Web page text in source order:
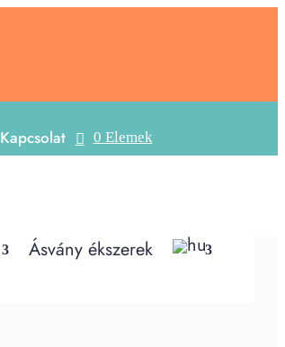
Kapcsolat 0 Elemek
Ásvány ékszerek